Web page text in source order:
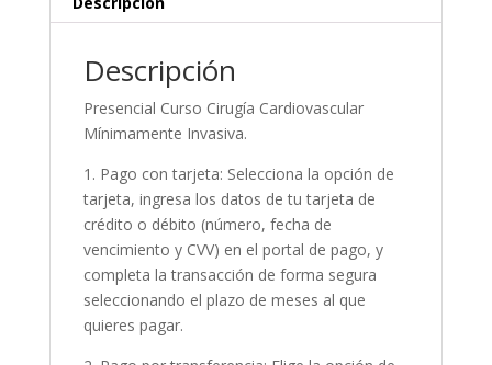
Descripción
Presencial Curso Cirugía Cardiovascular
Mínimamente Invasiva.
1. Pago con tarjeta: Selecciona la opción de
tarjeta, ingresa los datos de tu tarjeta de
crédito o débito (número, fecha de
vencimiento y CVV) en el portal de pago, y
completa la transacción de forma segura
seleccionando el plazo de meses al que
quieres pagar.